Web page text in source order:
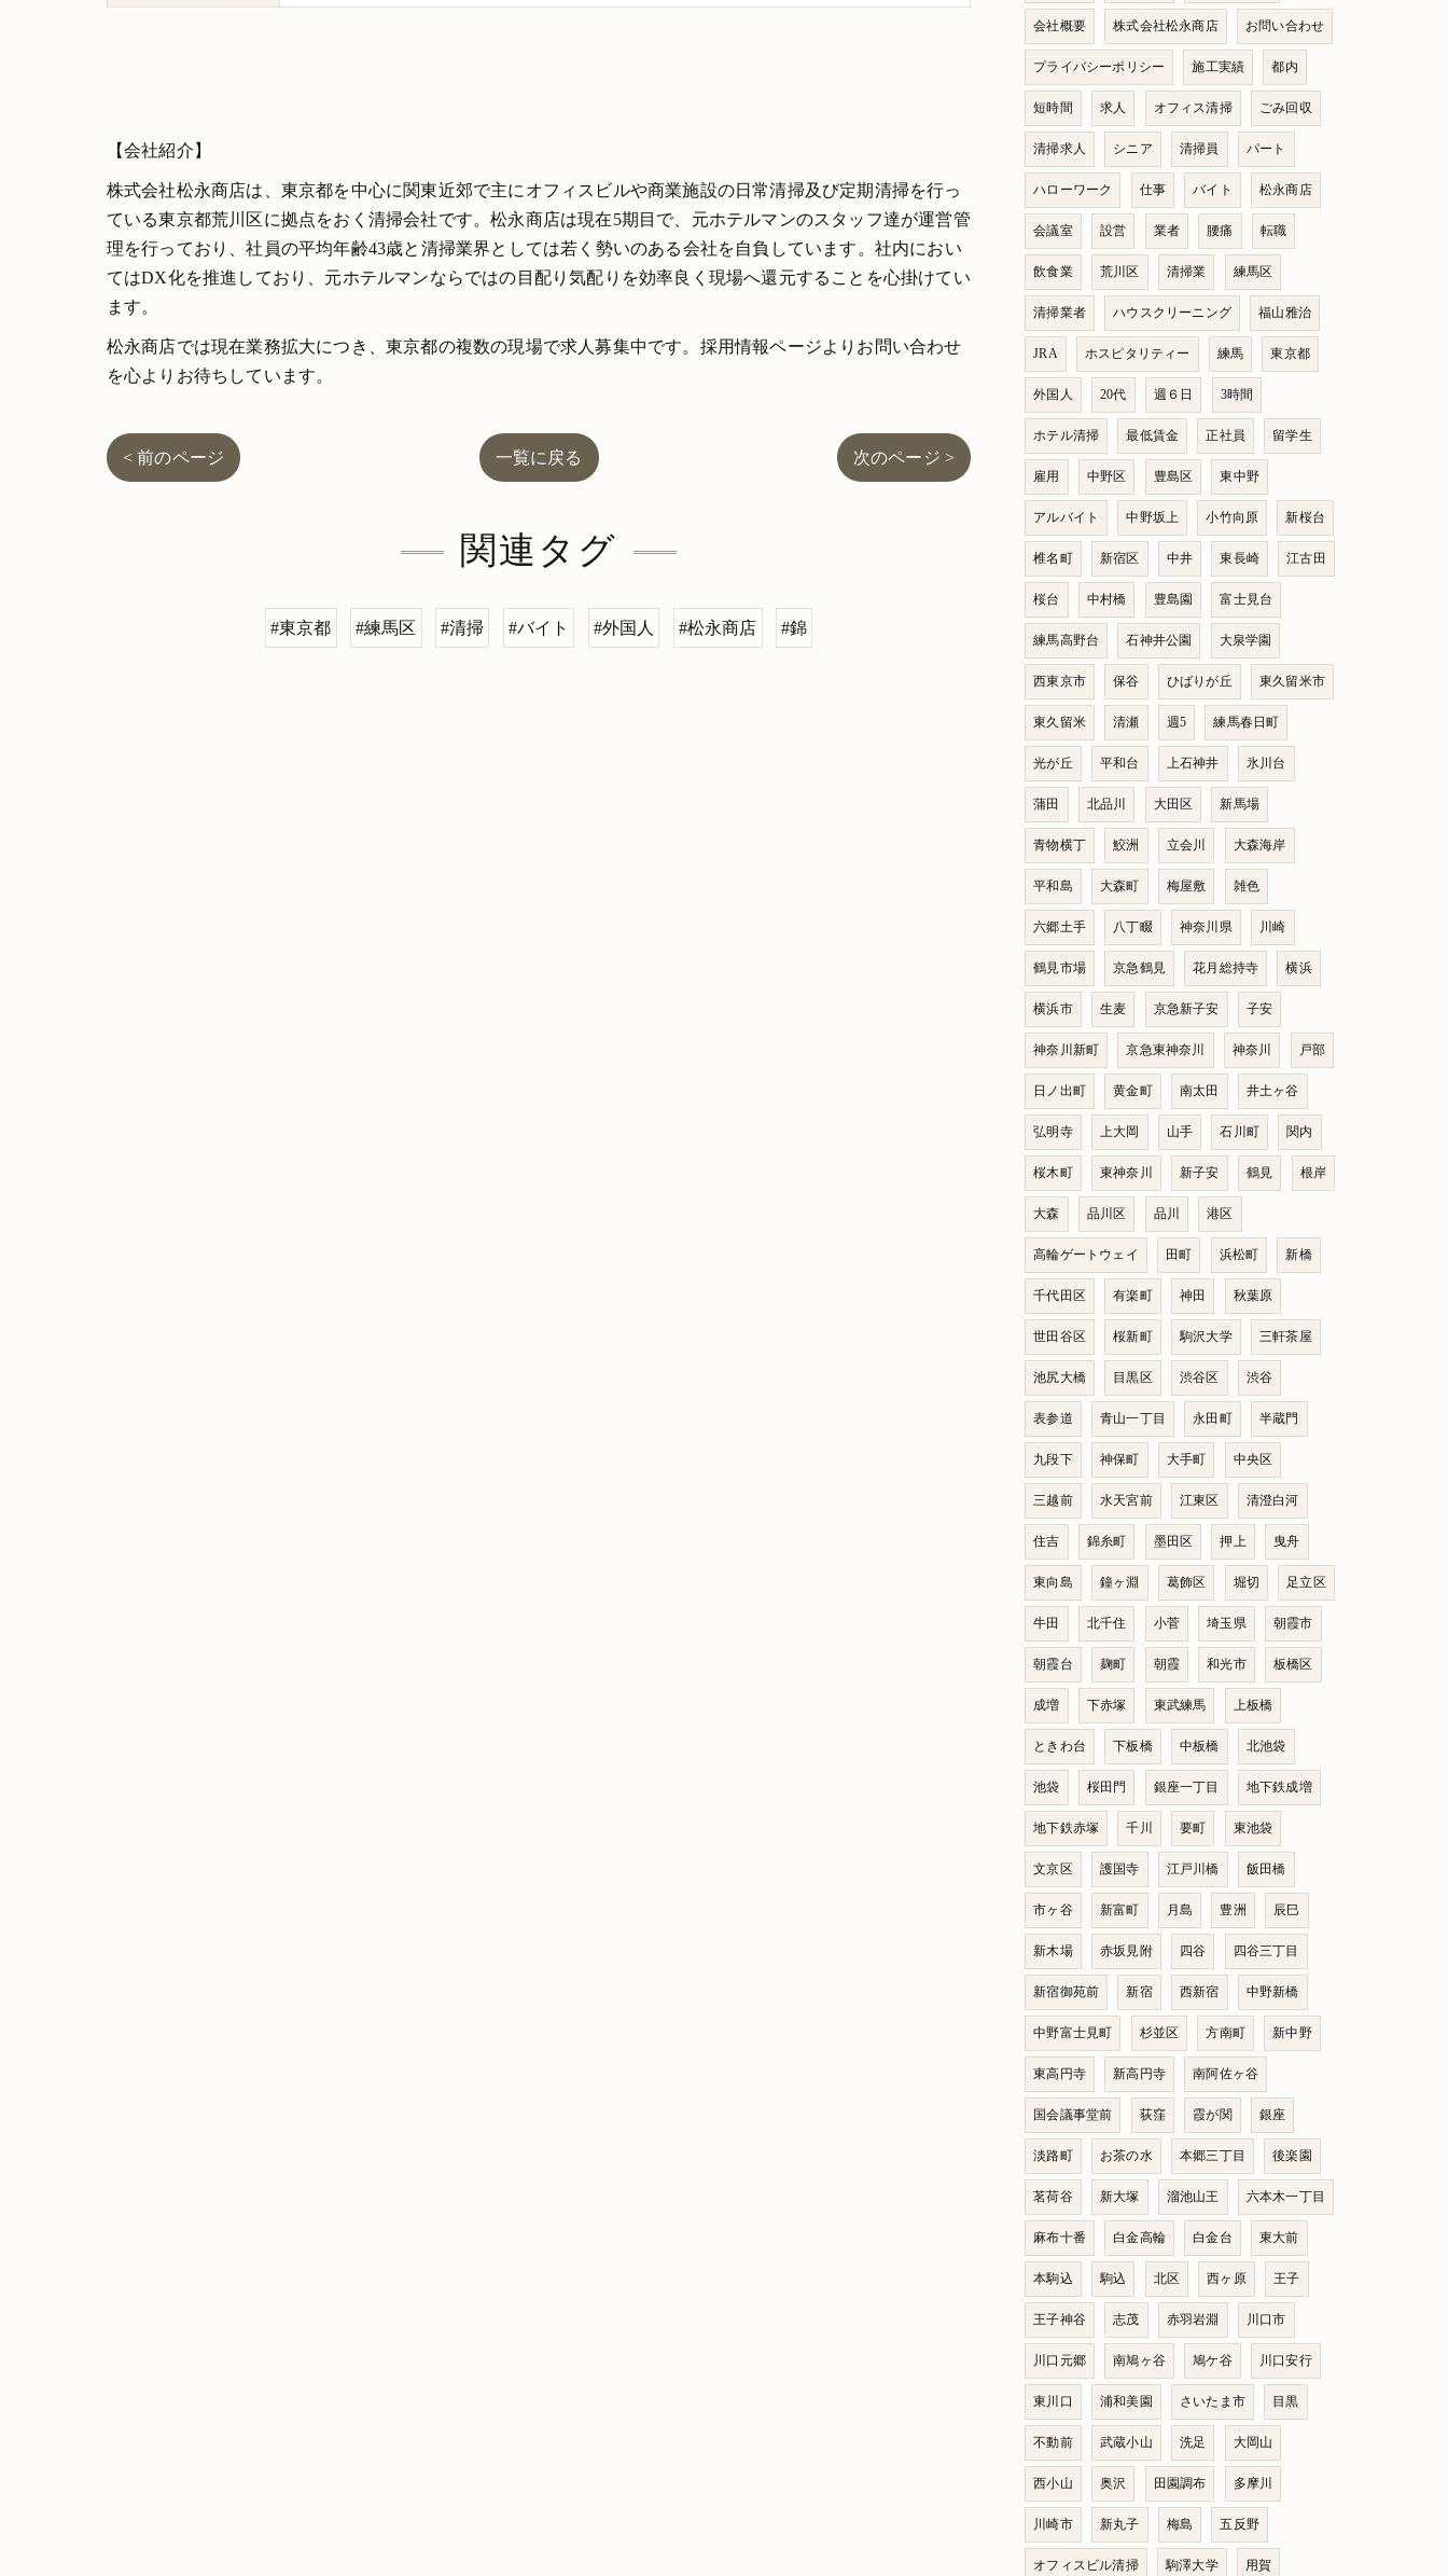
【会社紹介】
株式会社松永商店は、東京都を中心に関東近郊で主にオフィスビルや商業施設の日常清掃及び定期清掃を行っ
ている東京都荒川区に拠点をおく清掃会社です。松永商店は現在5期目で、元ホテルマンのスタッフ達が運営管
理を行っており、社員の平均年齢43歳と清掃業界としては若く勢いのある会社を自負しています。社内におい
てはDX化を推進しており、元ホテルマンならではの目配り気配りを効率良く現場へ還元することを心掛けてい
ます。
松永商店では現在業務拡大につき、東京都の複数の現場で求人募集中です。採用情報ページよりお問い合わせ
を心よりお待ちしています。
< 前のページ 一覧に戻る 次のページ >
関連タグ
#東京都 #練馬区 #清掃 #バイト #外国人 #松永商店 #錦
会社概要 株式会社松永商店 お問い合わせ
プライバシーポリシー 施工実績 都内
短時間 求人 オフィス清掃 ごみ回収
清掃求人 シニア 清掃員 パート
ハローワーク 仕事 バイト 松永商店
会議室 設営 業者 腰痛 転職
飲食業 荒川区 清掃業 練馬区
清掃業者 ハウスクリーニング 福山雅治
JRA ホスピタリティー 練馬 東京都
外国人 20代 週６日 3時間
ホテル清掃 最低賃金 正社員 留学生
雇用 中野区 豊島区 東中野
アルバイト 中野坂上 小竹向原 新桜台
椎名町 新宿区 中井 東長崎 江古田
桜台 中村橋 豊島園 富士見台
練馬高野台 石神井公園 大泉学園
西東京市 保谷 ひばりが丘 東久留米市
東久留米 清瀬 週5 練馬春日町
光が丘 平和台 上石神井 氷川台
蒲田 北品川 大田区 新馬場
青物横丁 鮫洲 立会川 大森海岸
平和島 大森町 梅屋敷 雑色
六郷土手 八丁畷 神奈川県 川崎
鶴見市場 京急鶴見 花月総持寺 横浜
横浜市 生麦 京急新子安 子安
神奈川新町 京急東神奈川 神奈川 戸部
日ノ出町 黄金町 南太田 井土ヶ谷
弘明寺 上大岡 山手 石川町 関内
桜木町 東神奈川 新子安 鶴見 根岸
大森 品川区 品川 港区
高輪ゲートウェイ 田町 浜松町 新橋
千代田区 有楽町 神田 秋葉原
世田谷区 桜新町 駒沢大学 三軒茶屋
池尻大橋 目黒区 渋谷区 渋谷
表参道 青山一丁目 永田町 半蔵門
九段下 神保町 大手町 中央区
三越前 水天宮前 江東区 清澄白河
住吉 錦糸町 墨田区 押上 曳舟
東向島 鐘ヶ淵 葛飾区 堀切 足立区
牛田 北千住 小菅 埼玉県 朝霞市
朝霞台 麹町 朝霞 和光市 板橋区
成増 下赤塚 東武練馬 上板橋
ときわ台 下板橋 中板橋 北池袋
池袋 桜田門 銀座一丁目 地下鉄成増
地下鉄赤塚 千川 要町 東池袋
文京区 護国寺 江戸川橋 飯田橋
市ヶ谷 新富町 月島 豊洲 辰巳
新木場 赤坂見附 四谷 四谷三丁目
新宿御苑前 新宿 西新宿 中野新橋
中野富士見町 杉並区 方南町 新中野
東高円寺 新高円寺 南阿佐ヶ谷
国会議事堂前 荻窪 霞が関 銀座
淡路町 お茶の水 本郷三丁目 後楽園
茗荷谷 新大塚 溜池山王 六本木一丁目
麻布十番 白金高輪 白金台 東大前
本駒込 駒込 北区 西ヶ原 王子
王子神谷 志茂 赤羽岩淵 川口市
川口元郷 南鳩ヶ谷 鳩ケ谷 川口安行
東川口 浦和美園 さいたま市 目黒
不動前 武蔵小山 洗足 大岡山
西小山 奥沢 田園調布 多摩川
川崎市 新丸子 梅島 五反野
オフィスビル清掃 駒澤大学 用賀